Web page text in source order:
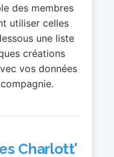
des membres
utiliser celles
une liste
créations
vos données
Charlott'